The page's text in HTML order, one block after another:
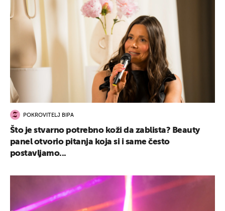
POKROVITELJ BIPA
Što je stvarno potrebno koži da zablista? Beauty
panel otvorio pitanja koja si i same često
postavljamo...